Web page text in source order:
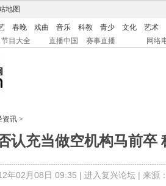
地图
春晚 戏曲 音乐 科教 青少 文化
艺术
节目大全 直播中国 赛事直播 网络
资讯 >
认充当做空机构马前卒
年02月08日 09:35 | 进入复兴论坛| 来源